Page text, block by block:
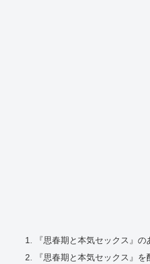
『思春期と本気セックス』
『思春期と本気セックス』